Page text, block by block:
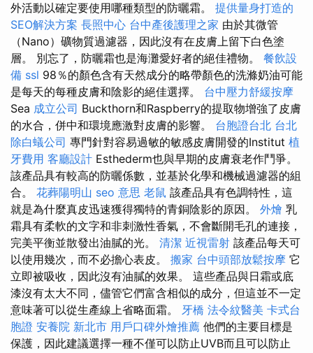
外活動以確定要使用哪種類型的防曬霜。 提供量身打造的
SEO解決方案 長照中心 台中產後護理之家 由於其微管
（Nano）礦物質過濾器，因此沒有在皮膚上留下白色塗
層。 別忘了，防曬霜也是海灘愛好者的絕佳禮物。 餐飲設
備 ssl 98％的顏色含有天然成分的略帶顏色的洗滌奶油可能
是每天的每種皮膚和陰影的絕佳選擇。 台中壓力舒緩按摩
Sea 成立公司 Buckthorn和Raspberry的提取物增強了皮膚
的水合，併中和環境應激對皮膚的影響。 台胞證台北 台北
除白蟻公司 專門針對容易過敏的敏感皮膚開發的Institut 植
牙費用 客廳設計 Esthederm也與早期的皮膚衰老作鬥爭。
該產品具有較高的防曬係數，並基於化學和機械過濾器的組
合。 花葬陽明山 seo 意思 老鼠 該產品具有色調特性，這
就是為什麼真皮迅速獲得獨特的青銅陰影的原因。 外燴 乳
霜具有柔軟的文字和非刺激性香氣，不會斷開毛孔的連接，
完美平衡並散發出油膩的光。 清潔 近視雷射 該產品每天可
以使用幾次，而不必擔心表皮。 搬家 台中頭部放鬆按摩 它
立即被吸收，因此沒有油膩的效果。 這些產品與日霜或底
漆沒有太大不同，儘管它們富含相似的成分，但這並不一定
意味著可以從生產線上省略面霜。 牙橋 法令紋醫美 卡式台
胞證 安養院 新北市 用戶口碑外燴推薦 他們的主要目標是
保護，因此建議選擇一種不僅可以防止UVB而且可以防止